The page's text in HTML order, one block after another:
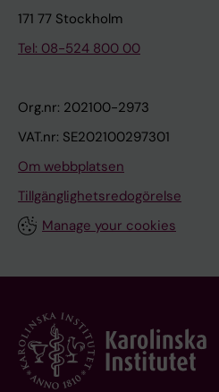
171 77 Stockholm
Tel: 08-524 800 00
Org.nr: 202100-2973
VAT.nr: SE202100297301
Om webbplatsen
Tillgänglighetsredogörelse
Manage your cookies